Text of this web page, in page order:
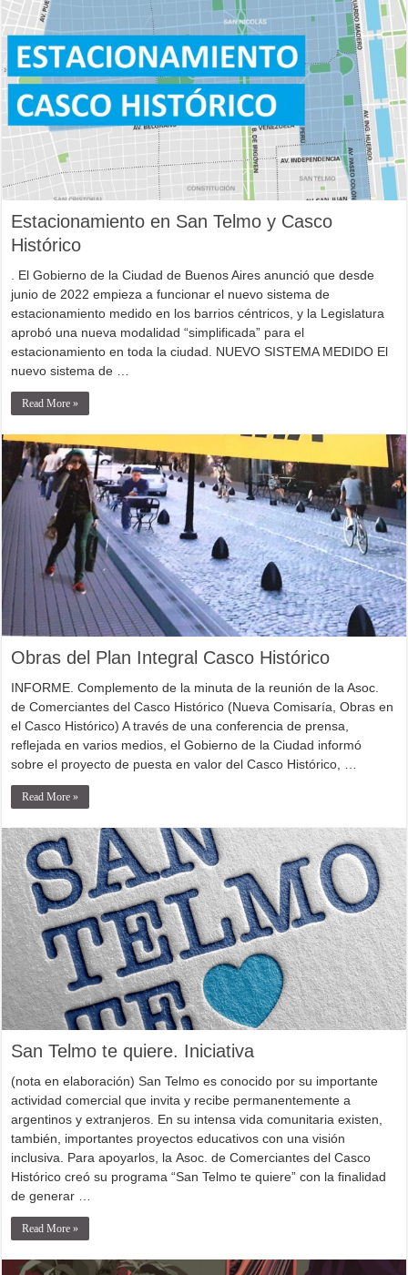
Estacionamiento en San Telmo y Casco
Histórico
. El Gobierno de la Ciudad de Buenos Aires anunció que desde
junio de 2022 empieza a funcionar el nuevo sistema de
estacionamiento medido en los barrios céntricos, y la Legislatura
aprobó una nueva modalidad “simplificada” para el
estacionamiento en toda la ciudad. NUEVO SISTEMA MEDIDO El
nuevo sistema de …
Read More »
Obras del Plan Integral Casco Histórico
INFORME. Complemento de la minuta de la reunión de la Asoc.
de Comerciantes del Casco Histórico (Nueva Comisaría, Obras en
el Casco Histórico) A través de una conferencia de prensa,
reflejada en varios medios, el Gobierno de la Ciudad informó
sobre el proyecto de puesta en valor del Casco Histórico, …
Read More »
San Telmo te quiere. Iniciativa
(nota en elaboración) San Telmo es conocido por su importante
actividad comercial que invita y recibe permanentemente a
argentinos y extranjeros. En su intensa vida comunitaria existen,
también, importantes proyectos educativos con una visión
inclusiva. Para apoyarlos, la Asoc. de Comerciantes del Casco
Histórico creó su programa “San Telmo te quiere” con la finalidad
de generar …
Read More »